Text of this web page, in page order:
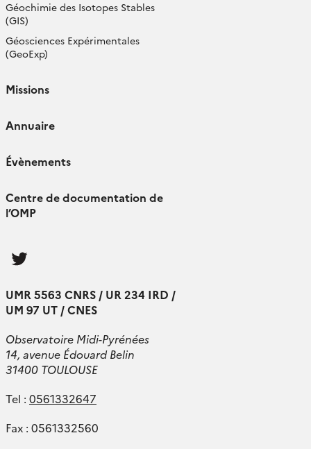
Géochimie des Isotopes Stables
(GIS)
Géosciences Expérimentales
(GeoExp)
Missions
Annuaire
Évènements
Centre de documentation de
l’OMP
UMR 5563 CNRS / UR 234 IRD /
UM 97 UT / CNES
Observatoire Midi-Pyrénées
14, avenue Édouard Belin
31400 TOULOUSE
Tel : 0561332647
Fax : 0561332560